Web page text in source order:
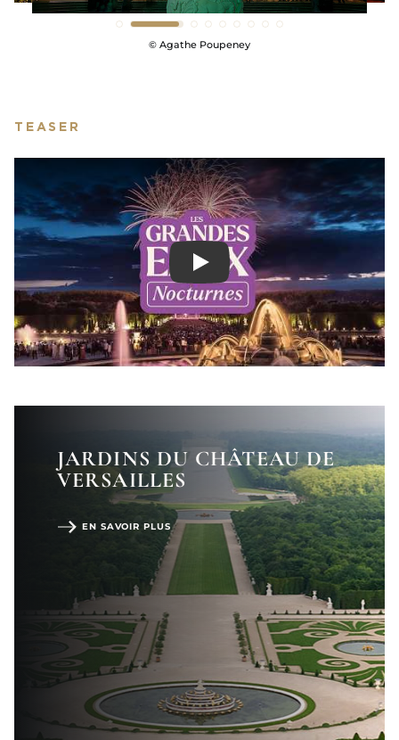
© EPV – Thomas Garnier
TEASER
Play
JARDINS DU CHÂTEAU DE
VERSAILLES
EN SAVOIR PLUS